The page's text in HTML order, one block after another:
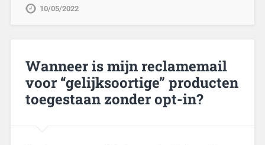
10/05/2022
Wanneer is mijn reclamemail
voor “gelijksoortige” producten
toegestaan zonder opt-in?